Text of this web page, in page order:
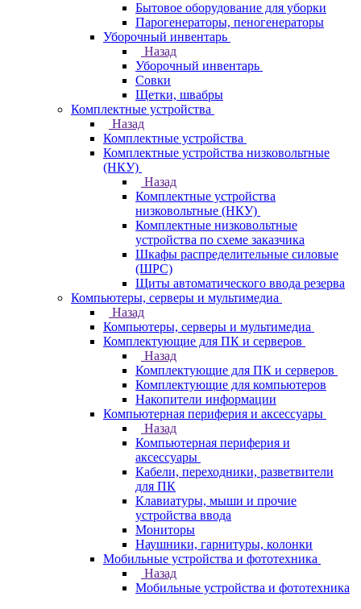
Бытовое оборудование для уборки
Парогенераторы, пеногенераторы
Уборочный инвентарь
Назад
Уборочный инвентарь
Совки
Щетки, швабры
Комплектные устройства
Назад
Комплектные устройства
Комплектные устройства низковольтные
(НКУ)
Назад
Комплектные устройства
низковольтные (НКУ)
Комплектные низковольтные
устройства по схеме заказчика
Шкафы распределительные силовые
(ШРС)
Щиты автоматического ввода резерва
Компьютеры, серверы и мультимедиа
Назад
Компьютеры, серверы и мультимедиа
Комплектующие для ПК и серверов
Назад
Комплектующие для ПК и серверов
Комплектующие для компьютеров
Накопители информации
Компьютерная периферия и аксессуары
Назад
Компьютерная периферия и
аксессуары
Кабели, переходники, разветвители
для ПК
Клавиатуры, мыши и прочие
устройства ввода
Мониторы
Наушники, гарнитуры, колонки
Мобильные устройства и фототехника
Назад
Мобильные устройства и фототехника